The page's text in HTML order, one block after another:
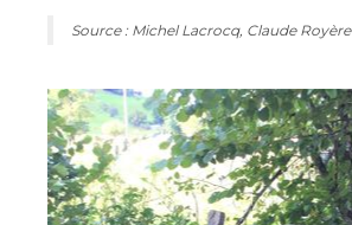
Source : Michel Lacrocq, Claude Royère